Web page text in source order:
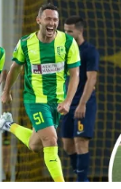
Різне
Букмекери
Казино